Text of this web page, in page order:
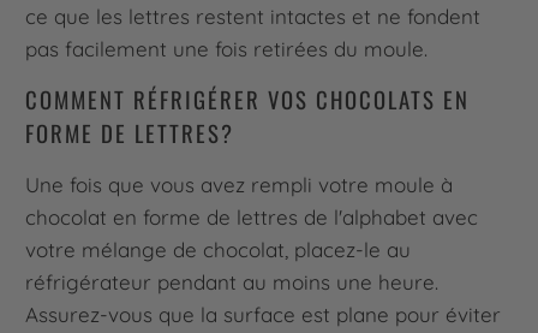
ce que les lettres restent intactes et ne fondent
pas facilement une fois retirées du moule.
COMMENT RÉFRIGÉRER VOS CHOCOLATS EN
FORME DE LETTRES?
Une fois que vous avez rempli votre moule à
chocolat en forme de lettres de l'alphabet avec
votre mélange de chocolat, placez-le au
réfrigérateur pendant au moins une heure.
Assurez-vous que la surface est plane pour éviter